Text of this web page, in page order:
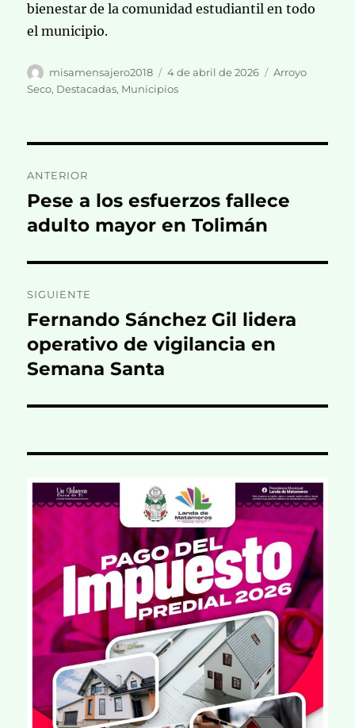
bienestar de la comunidad estudiantil en todo
el municipio.
Autor
misamensajero2018
Publicado
el
4 de abril de 2026 Categorías
Arroyo
Seco, Destacadas, Municipios
de
entradas
ANTERIOR
Entrada
anterior:
Pese a los esfuerzos fallece
adulto mayor en Tolimán
SIGUIENTE
Entrada
siguiente:
Fernando Sánchez Gil lidera
operativo de vigilancia en
Semana Santa